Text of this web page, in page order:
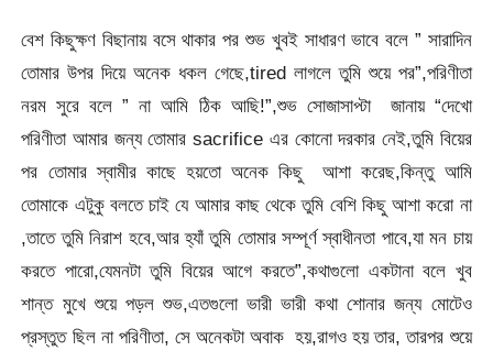
বেশ কিছুক্ষণ বিছানায় বসে থাকার পর শুভ খুবই সাধারণ ভাবে বলে ” সারাদিন
তোমার উপর দিয়ে অনেক ধকল গেছে,tired লাগলে তুমি শুয়ে পর”,পরিণীতা
নরম সুরে বলে ” না আমি ঠিক আছি!”,শুভ সোজাসাপ্টা জানায় “দেখো
পরিণীতা আমার জন্য তোমার sacrifice এর কোনো দরকার নেই,তুমি বিয়ের
পর তোমার স্বামীর কাছে হয়তো অনেক কিছু আশা করেছ,কিন্তু আমি
তোমাকে এটুকু বলতে চাই যে আমার কাছ থেকে তুমি বেশি কিছু আশা করো না
,তাতে তুমি নিরাশ হবে,আর হ্যাঁ তুমি তোমার সম্পূর্ণ স্বাধীনতা পাবে,যা মন চায়
করতে পারো,যেমনটা তুমি বিয়ের আগে করতে”,কথাগুলো একটানা বলে খুব
শান্ত মুখে শুয়ে পড়ল শুভ,এতগুলো ভারী ভারী কথা শোনার জন্য মোটেও
প্রস্তুত ছিল না পরিণীতা, সে অনেকটা অবাক হয়,রাগও হয় তার, তারপর শুয়ে